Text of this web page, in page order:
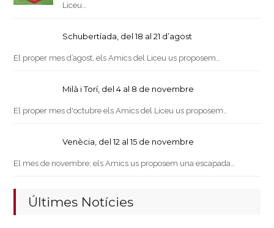
Liceu…
Schubertíada, del 18 al 21 d’agost
El proper mes d’agost, els Amics del Liceu us proposem…
Milà i Torí, del 4 al 8 de novembre
El proper mes d'octubre els Amics del Liceu us proposem…
Venècia, del 12 al 15 de novembre
El mes de novembre, els Amics us proposem una escapada…
Últimes Notícies